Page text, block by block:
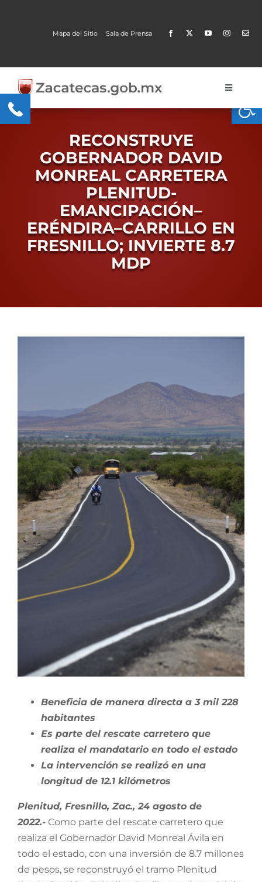
Mapa del Sitio Sala de Prensa
Toggle
Trámites y Servicios
Transparencia
MOBI
Conoce Zacatecas
Proceso Electoral Poder Judicial
RECONSTRUYE
GOBERNADOR DAVID
MONREAL CARRETERA
PLENITUD-
EMANCIPACIÓN–
ERÉNDIRA–CARRILLO EN
FRESNILLO; INVIERTE 8.7
MDP
Beneficia de manera directa a 3 mil 228
habitantes
Es parte del rescate carretero que
realiza el mandatario en todo el estado
La intervención se realizó en una
longitud de 12.1 kilómetros
Plenitud, Fresnillo, Zac., 24 agosto de
2022.- Como parte del rescate carretero que
realiza el Gobernador David Monreal Ávila en
todo el estado, con una inversión de 8.7 millones
de pesos, se reconstruyó el tramo Plenitud